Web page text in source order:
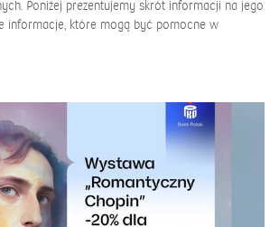
Poniżej prezentujemy skrót informacji na jego
informacje, które mogą być pomocne w